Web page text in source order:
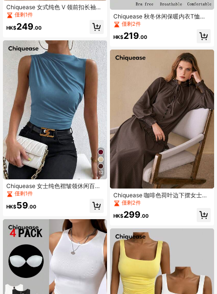
Chiquease 女式纯色 V 领前扣长袖毛
衣连衣裙
僅剩1件
HK$249.00
12
Chiquease 女士纯色褶皱领休闲百搭
背心僅剩1件
HK$59.00
Chiquease 秋冬休闲保暖内衣T恤套
装 僅剩2件
HK$219.00
Chiquease 咖啡色荷叶边下摆女士秋
冬连衣裙
僅剩2件
HK$299.00